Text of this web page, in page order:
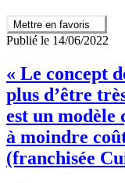
Mettre en favoris
Publié le 14/06/2022
« Le concept
plus d’être
est un modèle
à moindre
(franchisée